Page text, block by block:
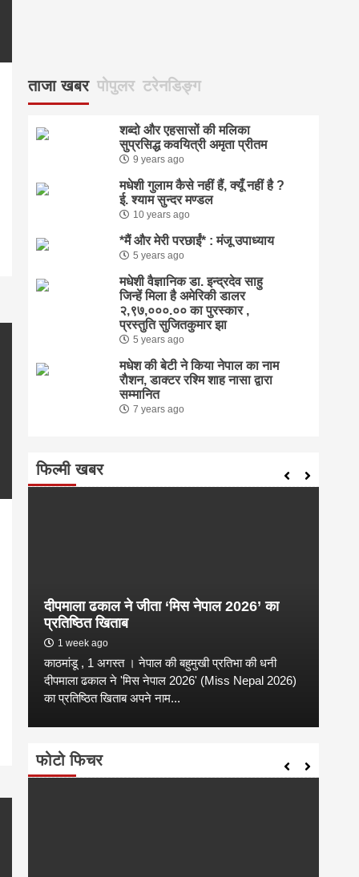
ताजा खबर पोपुलर टरेनडिङ्ग
शब्दो और एहसासों की मलिका
सुप्रसिद्ध कवयित्री अमृता प्रीतम
9 years ago
मधेशी गुलाम कैसे नहीं हैं, क्यूँ नहीं है ?
ई. श्याम सुन्दर मण्डल
10 years ago
*मैं और मेरी परछाईं* : मंजू उपाध्याय
5 years ago
मधेशी वैज्ञानिक डा. इन्द्रदेव साहु
जिन्हें मिला है अमेरिकी डालर
२,९७,०००.०० का पुरस्कार ,
प्रस्तुति सुजितकुमार झा
5 years ago
मधेश की बेटी ने किया नेपाल का नाम
राैशन, डाक्टर रश्मि शाह नासा द्वारा
सम्मानित
7 years ago
फिल्मी खबर
दीपमाला ढकाल ने जीता ‘मिस नेपाल 2026’ का
प्रतिष्ठित खिताब
1 week ago
काठमांडू , 1 अगस्त । नेपाल की बहुमुखी प्रतिभा की धनी
दीपमाला ढकाल ने 'मिस नेपाल 2026' (Miss Nepal 2026)
का प्रतिष्ठित खिताब अपने नाम...
फोटो फिचर